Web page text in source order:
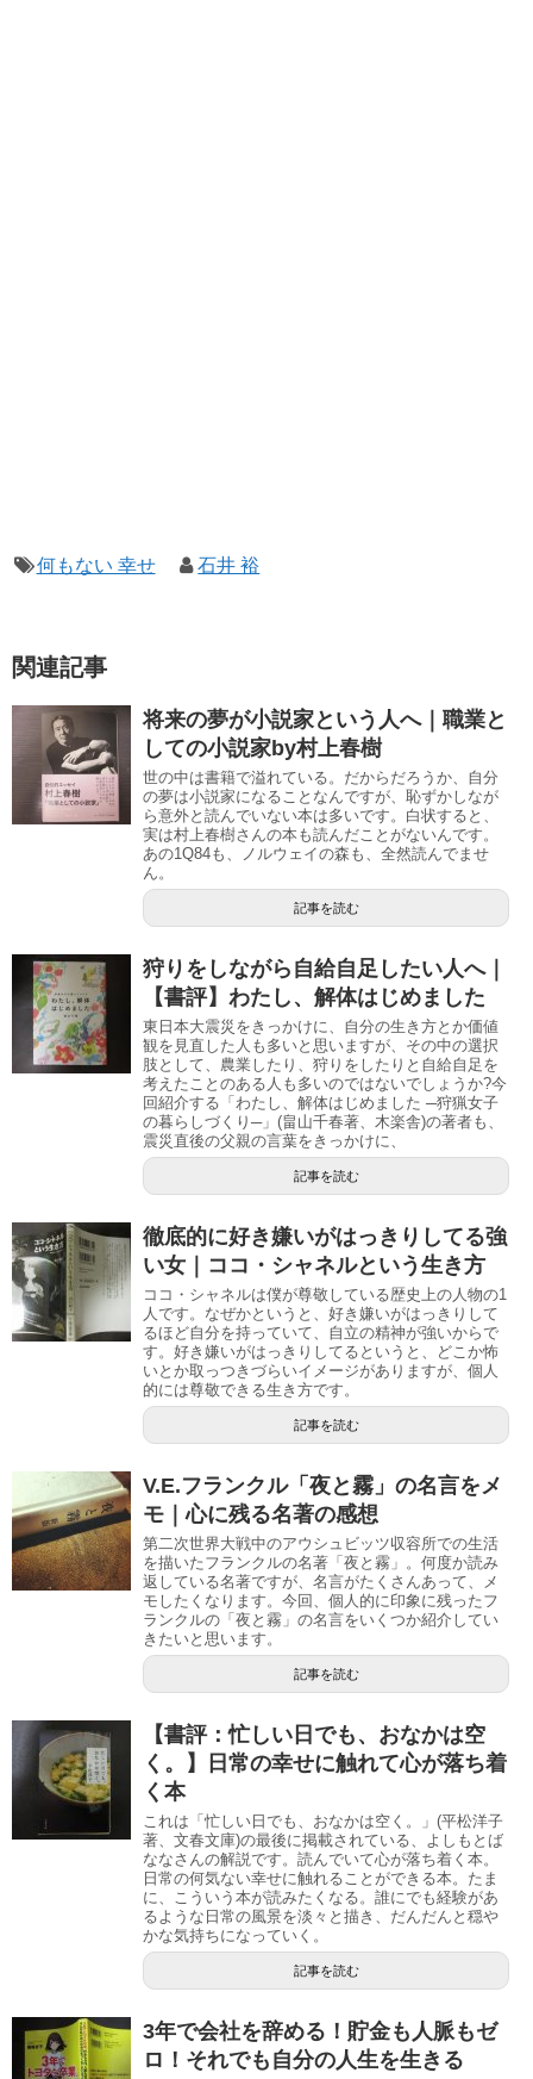
何もない 幸せ 石井 裕
関連記事
将来の夢が小説家という人へ｜職業と
しての小説家by村上春樹
世の中は書籍で溢れている。だからだろうか、自分
の夢は小説家になることなんですが、恥ずかしなが
ら意外と読んでいない本は多いです。白状すると、
実は村上春樹さんの本も読んだことがないんです。
あの1Q84も、ノルウェイの森も、全然読んでませ
ん。
記事を読む
狩りをしながら自給自足したい人へ｜
【書評】わたし、解体はじめました
東日本大震災をきっかけに、自分の生き方とか価値
観を見直した人も多いと思いますが、その中の選択
肢として、農業したり、狩りをしたりと自給自足を
考えたことのある人も多いのではないでしょうか?今
回紹介する「わたし、解体はじめました ─狩猟女子
の暮らしづくり─」(畠山千春著、木楽舎)の著者も、
震災直後の父親の言葉をきっかけに、
記事を読む
徹底的に好き嫌いがはっきりしてる強
い女｜ココ・シャネルという生き方
ココ・シャネルは僕が尊敬している歴史上の人物の1
人です。なぜかというと、好き嫌いがはっきりして
るほど自分を持っていて、自立の精神が強いからで
す。好き嫌いがはっきりしてるというと、どこか怖
いとか取っつきづらいイメージがありますが、個人
的には尊敬できる生き方です。
記事を読む
V.E.フランクル「夜と霧」の名言をメ
モ｜心に残る名著の感想
第二次世界大戦中のアウシュビッツ収容所での生活
を描いたフランクルの名著「夜と霧」。何度か読み
返している名著ですが、名言がたくさんあって、メ
モしたくなります。今回、個人的に印象に残ったフ
ランクルの「夜と霧」の名言をいくつか紹介してい
きたいと思います。
記事を読む
【書評：忙しい日でも、おなかは空
く。】日常の幸せに触れて心が落ち着
く本
これは「忙しい日でも、おなかは空く。」(平松洋子
著、文春文庫)の最後に掲載されている、よしもとば
ななさんの解説です。読んでいて心が落ち着く本。
日常の何気ない幸せに触れることができる本。たま
に、こういう本が読みたくなる。誰にでも経験があ
るような日常の風景を淡々と描き、だんだんと穏や
かな気持ちになっていく。
記事を読む
3年で会社を辞める！貯金も人脈もゼ
ロ！それでも自分の人生を生きる